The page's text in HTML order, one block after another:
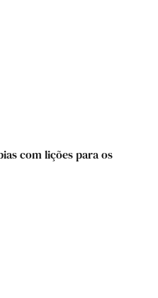
com lições para os